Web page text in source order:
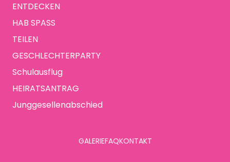
ENTDECKEN
HAB SPASS
TEILEN
GESCHLECHTERPARTY
Schulausflug
HEIRATSANTRAG
Junggesellenabschied
GALERIEFAQKONTAKT